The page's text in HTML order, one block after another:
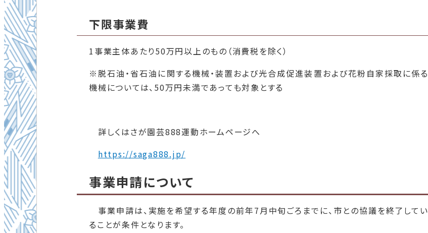
下限事業費
1事業主体あたり50万円以上のもの（消費税を除く）
※脱石油・省石油に関する機械・装置および光合成促進装置および花粉自家採取に係る
機械については、50万円未満であっても対象とする
詳しくはさが園芸888運動ホームページへ
https://saga888.jp/
事業申請について
事業申請は、実施を希望する年度の前年7月中旬ごろまでに、市との協議を終了してい
ることが条件となります。